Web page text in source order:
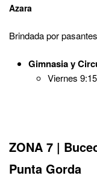
Azara
Brindada por
Gimnasia y
Viernes
ZONA 7 |
Punta Gorda